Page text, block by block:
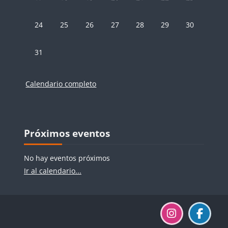
Sin eventos, lunes, 24 agosto
24 Sin eventos, martes, 25 agosto
25 Sin eventos, miércoles, 26 agosto
26 Sin eventos, jueves, 27 agosto
27 Sin eventos, viernes, 28
28 Sin eventos,
29 Sin
30
Sin eventos, lunes, 31 agosto
31
Calendario completo
Bloques
Próximos eventos
No hay eventos próximos
Ir al calendario...